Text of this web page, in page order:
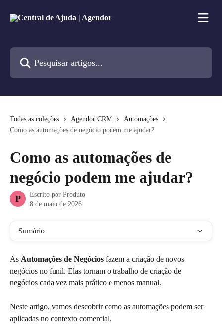
Todas as coleções Agendor CRM
Automações
Como as automações de negócio podem me ajudar?
Como as automações de
negócio podem me ajudar?
P Escrito por Produto
8 de maio de 2026
Sumário
As Automações de Negócios fazem a criação de novos
negócios no funil. Elas tornam o trabalho de criação de
negócios cada vez mais prático e menos manual.
Neste artigo, vamos descobrir como as automações podem ser
aplicadas no contexto comercial.